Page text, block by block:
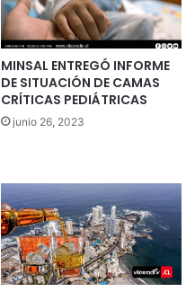
MINSAL ENTREGÓ INFORME
DE SITUACIÓN DE CAMAS
CRÍTICAS PEDIÁTRICAS
junio 26, 2023